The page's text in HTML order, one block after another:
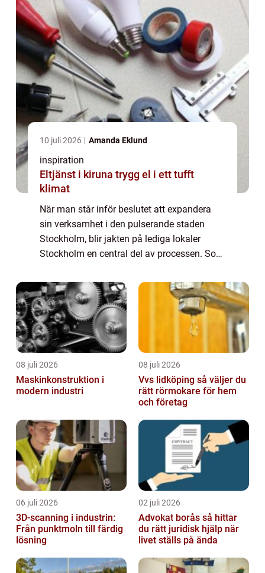
10 juli 2026 Amanda Eklund
inspiration
Eltjänst i kiruna trygg el i ett tufft
klimat
När man står inför beslutet att expandera
sin verksamhet i den pulserande staden
Stockholm, blir jakten på lediga lokaler
Stockholm en central del av processen. Som
städer erbjuder Stockho...
08 juli 2026
Maskinkonstruktion i
modern industri
08 juli 2026
Vvs lidköping så väljer du
rätt rörmokare för hem
och företag
06 juli 2026
3D-scanning i industrin:
Från punktmoln till färdig
lösning
02 juli 2026
Advokat borås så hittar
du rätt juridisk hjälp när
livet ställs på ända